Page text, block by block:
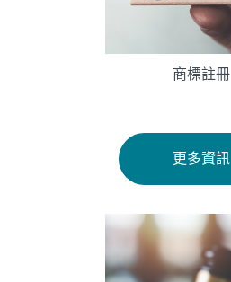
商標註冊
更多資訊